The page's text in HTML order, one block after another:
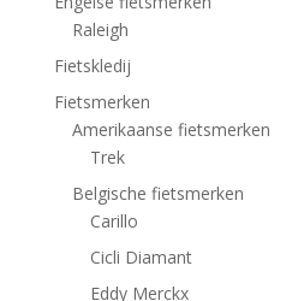
Raleigh
Fietskledij
Fietsmerken
Amerikaanse fietsmerken
Trek
Belgische fietsmerken
Carillo
Cicli Diamant
Eddy Merckx